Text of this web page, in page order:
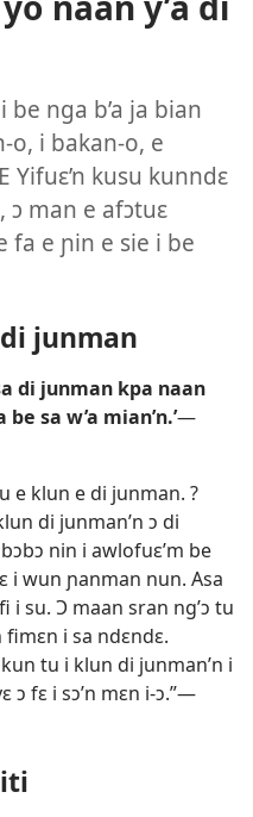
be nga b’a ja bian
o, i bakan-o, e
Yifuɛ’n kusu kunndɛ
ɔ man e afɔtuɛ
fa e ɲin e sie i be
junman
di junman kpa naan
sa w’a mian’n.’—​
e klun e di junman. ?
di junman’n ɔ di
nin i awlofuɛ’m be
i wun ɲanman nun. Asa
i su. Ɔ maan sran ng’ɔ tu
fimɛn i sa ndɛndɛ.
tu i klun di junman’n i
ɔ fɛ i sɔ’n mɛn i-ɔ.”—​